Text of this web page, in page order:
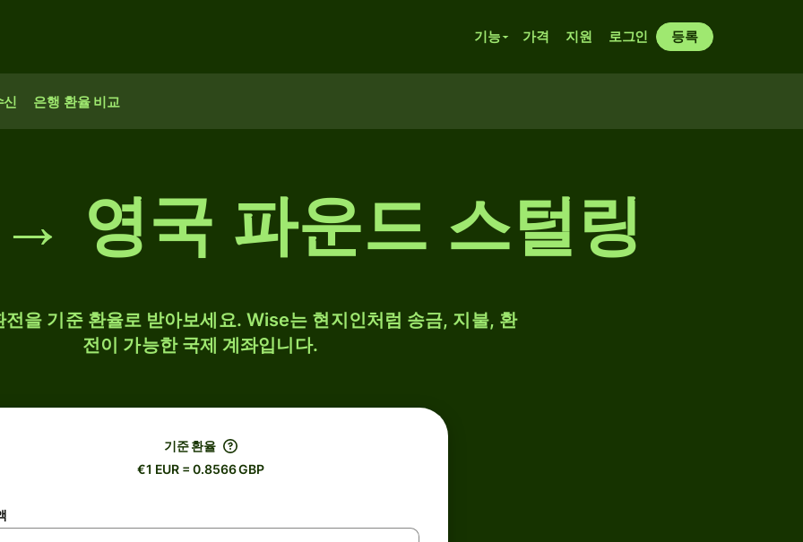
기능 가격 지원 로그인 등록
신 은행 환율 비교
영국 파운드 스털링
을 기준 환율로 받아보세요. Wise는 현지인처럼 송금, 지불, 환
전이 가능한 국제 계좌입니다.
기준 환율
€1 EUR = 0.8566 GBP